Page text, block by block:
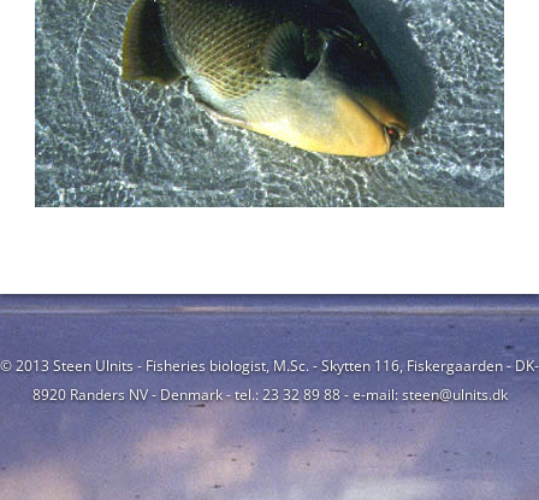
© 2013 Steen Ulnits - Fisheries biologist, M.Sc. - Skytten 116, Fiskergaarden - DK-
8920 Randers NV - Denmark - tel.: 23 32 89 88 - e-mail: steen@ulnits.dk